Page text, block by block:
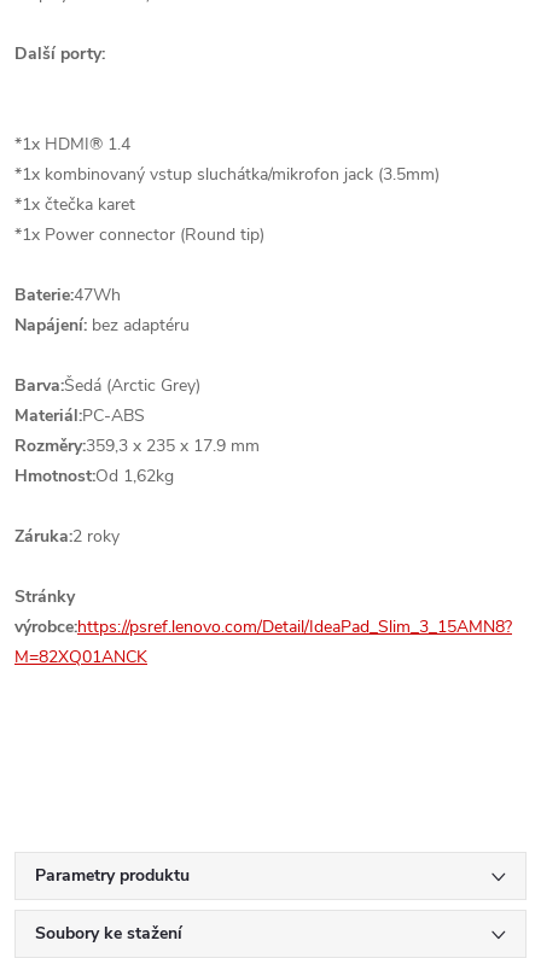
Další porty:
*1x HDMI® 1.4
*1x kombinovaný vstup sluchátka/mikrofon jack (3.5mm)
*1x čtečka karet
*1x Power connector (Round tip)
Baterie:47Wh
Napájení: bez adaptéru
Barva:Šedá (Arctic Grey)
Materiál:PC-ABS
Rozměry:359,3 x 235 x 17.9 mm
Hmotnost:Od 1,62kg
Záruka:2 roky
Stránky
výrobce:https://psref.lenovo.com/Detail/IdeaPad_Slim_3_15AMN8?
M=82XQ01ANCK
Parametry produktu
Soubory ke stažení